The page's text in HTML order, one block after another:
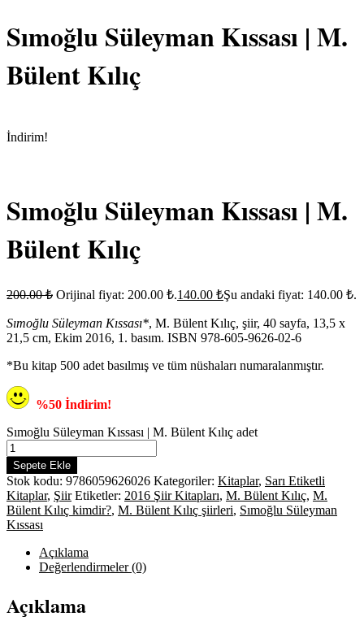
Sımoğlu Süleyman Kıssası | M.
Bülent Kılıç
İndirim!
Sımoğlu Süleyman Kıssası | M.
Bülent Kılıç
200.00₺ Orijinal fiyat: 200.00 ₺.140.00 ₺Şu andaki fiyat: 140.00 ₺.
Sımoğlu Süleyman Kıssası*, M. Bülent Kılıç, şiir, 40 sayfa, 13,5 x
21,5 cm, Ekim 2016, 1. basım. ISBN 978-605-9626-02-6
*Bu kitap 500 adet basılmış ve tüm nüshaları numaralanmıştır.
%50 İndirim!
Sımoğlu Süleyman Kıssası | M. Bülent Kılıç adet
Sepete Ekle
Stok kodu: 9786059626026 Kategoriler: Kitaplar, Sarı Etiketli
Kitaplar, Şiir Etiketler: 2016 Şiir Kitapları, M. Bülent Kılıç, M.
Bülent Kılıç kimdir?, M. Bülent Kılıç şiirleri, Sımoğlu Süleyman
Kıssası
Açıklama
Değerlendirmeler (0)
Açıklama